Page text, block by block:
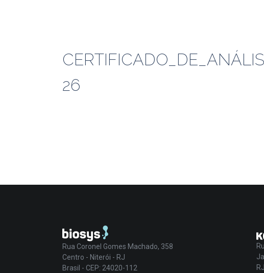
26
Rua Coronel Gomes Machado, 358
Centro - Niterói - RJ
Brasil - CEP: 24020-112
RJ